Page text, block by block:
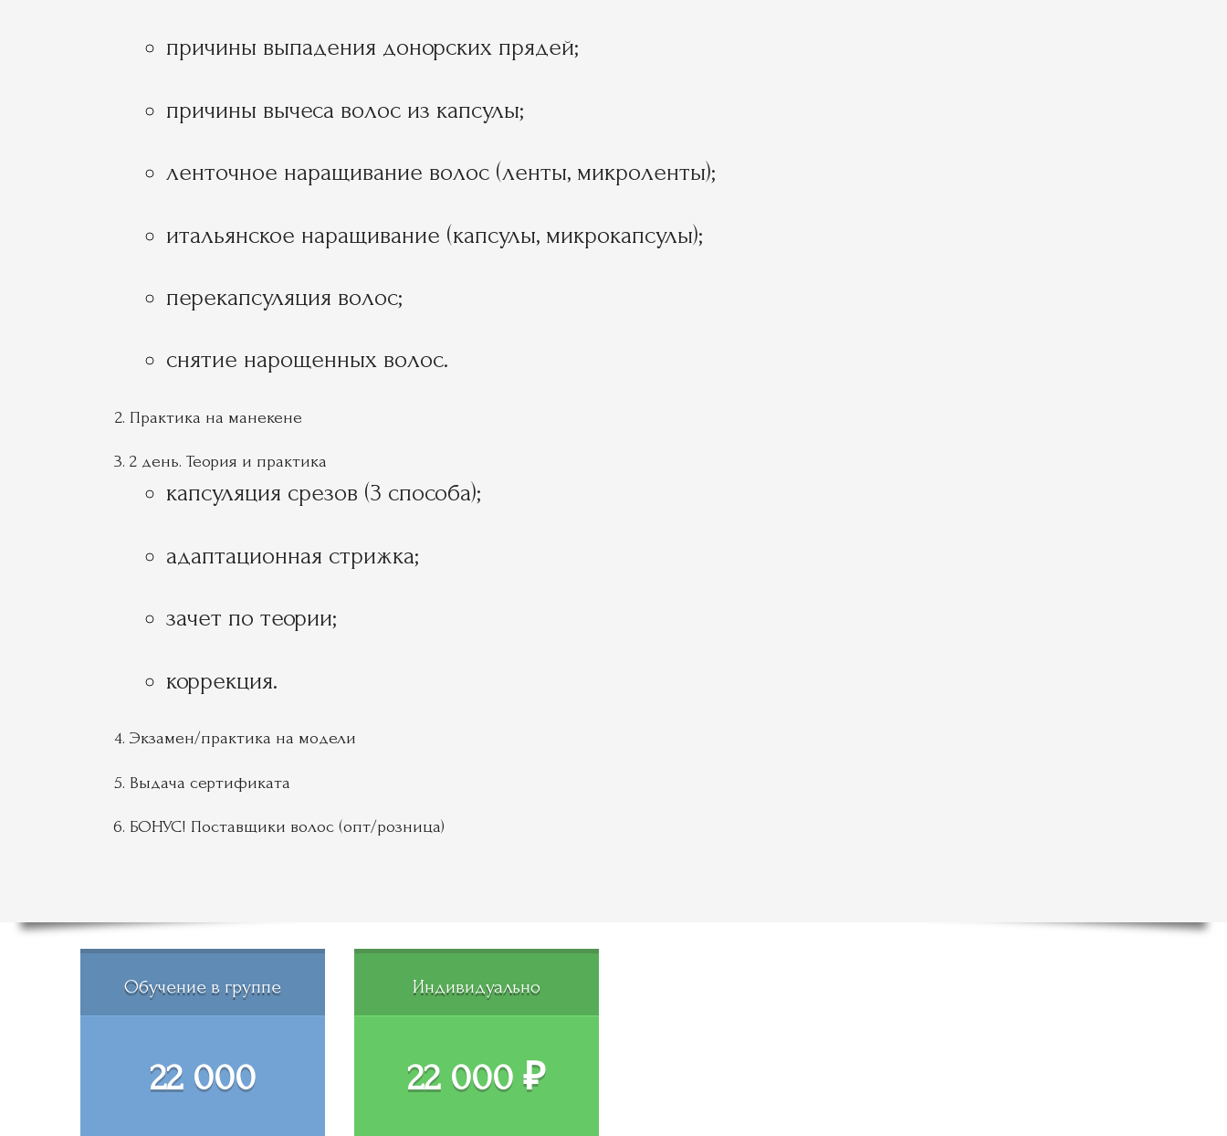
причины выпадения донорских прядей;
причины вычеса волос из капсулы;
ленточное наращивание волос (ленты, микроленты);
итальянское наращивание (капсулы, микрокапсулы);
перекапсуляция волос;
снятие нарощенных волос.
Практика на манекене
2 день. Теория и практика
капсуляция срезов (3 способа);
адаптационная стрижка;
зачет по теории;
коррекция.
Экзамен/практика на модели
Выдача сертификата
БОНУС! Поставщики волос (опт/розница)
Обучение в группе
22 000
Индивидуально
22 000 ₽